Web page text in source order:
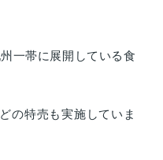
一帯に展開している食
の特売も実施していま